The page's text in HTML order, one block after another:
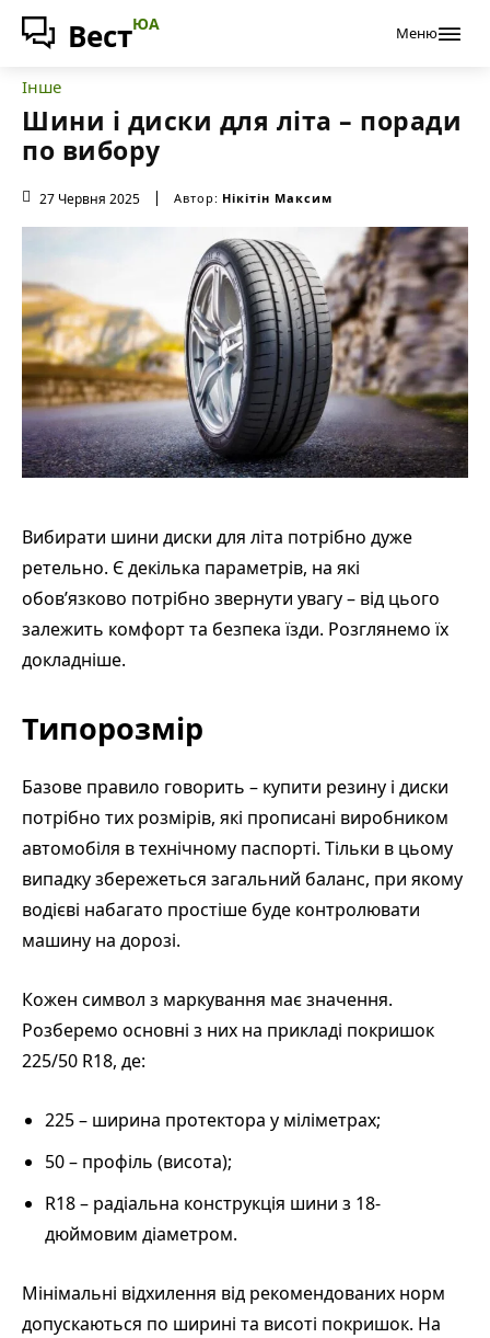
ВестЮА Меню
Інше
Шини і диски для літа – поради
по вибору
27 Червня 2025 Автор: Нікітін Максим
Вибирати шини диски для літа потрібно дуже
ретельно. Є декілька параметрів, на які
обов’язково потрібно звернути увагу – від цього
залежить комфорт та безпека їзди. Розглянемо їх
докладніше.
Типорозмір
Базове правило говорить – купити резину і диски
потрібно тих розмірів, які прописані виробником
автомобіля в технічному паспорті. Тільки в цьому
випадку збережеться загальний баланс, при якому
водієві набагато простіше буде контролювати
машину на дорозі.
Кожен символ з маркування має значення.
Розберемо основні з них на прикладі покришок
225/50 R18, де:
225 – ширина протектора у міліметрах;
50 – профіль (висота);
R18 – радіальна конструкція шини з 18-
дюймовим діаметром.
Мінімальні відхилення від рекомендованих норм
допускаються по ширині та висоті покришок. На